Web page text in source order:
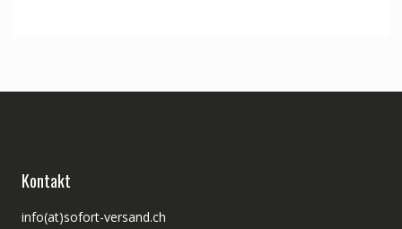
Kontakt
info(at)sofort-versand.ch